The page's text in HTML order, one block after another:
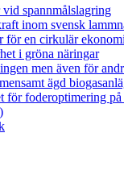
spannmålslagring
inom svensk
för en cirkulär ekonomi
i gröna näringar
men även för
ägd
för foderoptimering på